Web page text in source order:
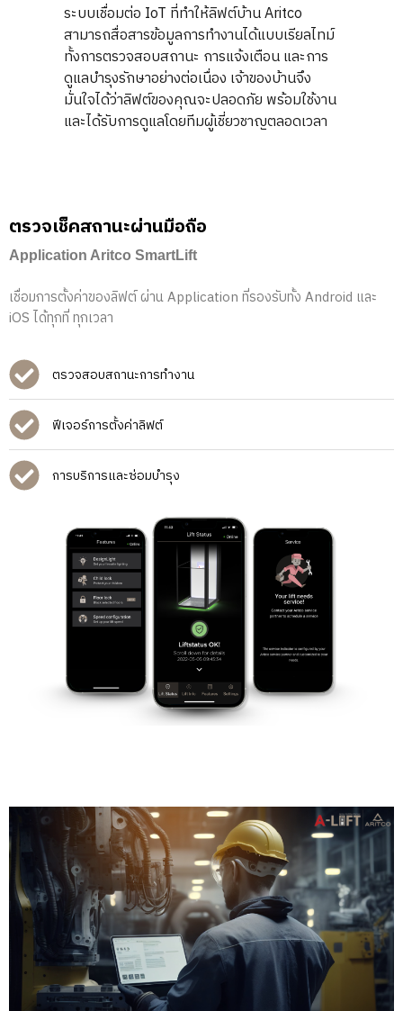
ระบบเชื่อมต่อ IoT ที่ทำให้ลิฟต์บ้าน Aritco
สามารถสื่อสารข้อมูลการทำงานได้แบบเรียลไทม์
ทั้งการตรวจสอบสถานะ การแจ้งเตือน และการ
ดูแลบำรุงรักษาอย่างต่อเนื่อง เจ้าของบ้านจึง
มั่นใจได้ว่าลิฟต์ของคุณจะปลอดภัย พร้อมใช้งาน
และได้รับการดูแลโดยทีมผู้เชี่ยวชาญตลอดเวลา
ตรวจเช็คสถานะผ่านมือถือ
Application Aritco SmartLift
เชื่อมการตั้งค่าของลิฟต์ ผ่าน Application ที่รองรับทั้ง Android และ
iOS ได้ทุกที่ ทุกเวลา
ตรวจสอบสถานะการทำงาน
ฟีเจอร์การตั้งค่าลิฟต์
การบริการและซ่อมบำรุง